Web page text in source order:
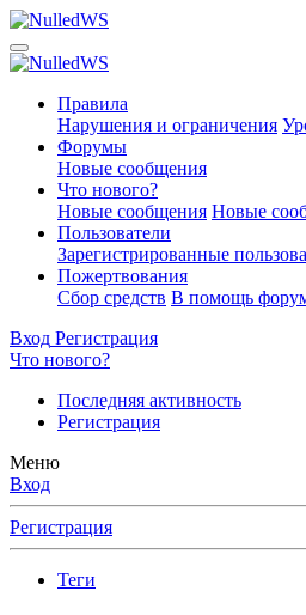
Правила
Нарушения и ограничения
Форумы
Новые сообщения
Что нового?
Новые сообщения Новые
Пользователи
Зарегистрированные
Пожертвования
Сбор средств В помощь
Вход Регистрация
Что нового?
Последняя активность
Регистрация
Меню
Вход
Регистрация
Теги